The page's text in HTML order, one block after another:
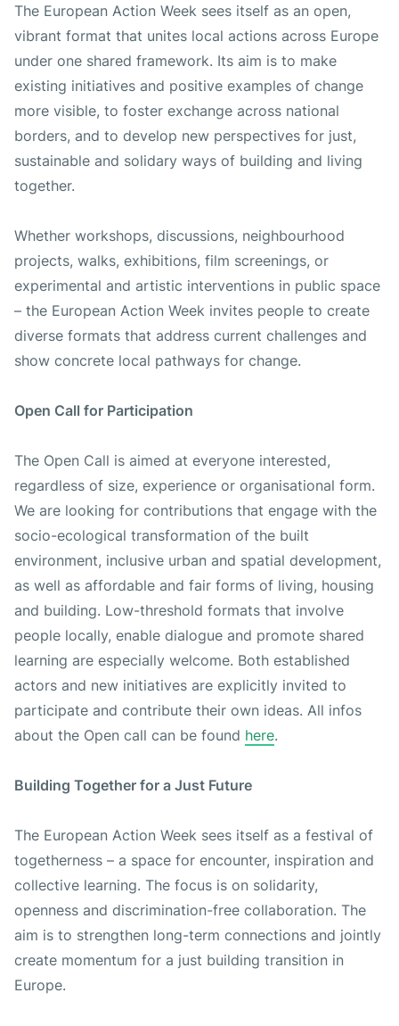
The European Action Week sees itself as an open,
vibrant format that unites local actions across Europe
under one shared framework. Its aim is to make
existing initiatives and positive examples of change
more visible, to foster exchange across national
borders, and to develop new perspectives for just,
sustainable and solidary ways of building and living
together.
Whether workshops, discussions, neighbourhood
projects, walks, exhibitions, film screenings, or
experimental and artistic interventions in public space
– the European Action Week invites people to create
diverse formats that address current challenges and
show concrete local pathways for change.
Open Call for Participation
The Open Call is aimed at everyone interested,
regardless of size, experience or organisational form.
We are looking for contributions that engage with the
socio-ecological transformation of the built
environment, inclusive urban and spatial development,
as well as affordable and fair forms of living, housing
and building. Low-threshold formats that involve
people locally, enable dialogue and promote shared
learning are especially welcome. Both established
actors and new initiatives are explicitly invited to
participate and contribute their own ideas. All infos
about the Open call can be found here.
Building Together for a Just Future
The European Action Week sees itself as a festival of
togetherness – a space for encounter, inspiration and
collective learning. The focus is on solidarity,
openness and discrimination-free collaboration. The
aim is to strengthen long-term connections and jointly
create momentum for a just building transition in
Europe.